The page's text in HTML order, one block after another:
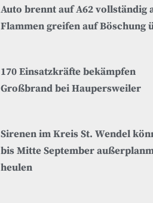
Auto brennt auf A62 vollständig
Flammen greifen auf Böschung
170 Einsatzkräfte bekämpfen
Großbrand bei Haupersweiler
Sirenen im Kreis St. Wendel
bis Mitte September
heulen